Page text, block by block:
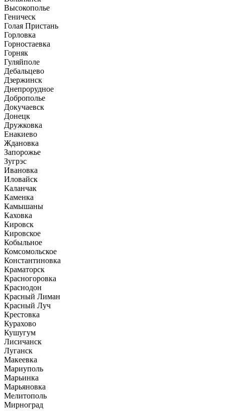
Высокополье
Геническ
Голая Пристань
Горловка
Горностаевка
Горняк
Гуляйполе
Дебальцево
Дзержинск
Днепрорудное
Доброполье
Докучаевск
Донецк
Дружковка
Енакиево
Ждановка
Запорожье
Зугрэс
Ивановка
Иловайск
Каланчак
Каменка
Камышаны
Каховка
Кировск
Кировское
Кобыльное
Комсомольское
Константиновка
Краматорск
Красногоровка
Краснодон
Красный Лиман
Красный Луч
Крестовка
Курахово
Кушугум
Лисичанск
Луганск
Макеевка
Мариуполь
Марьинка
Марьяновка
Мелитополь
Мирноград